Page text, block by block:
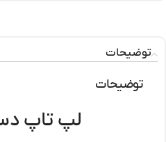
توضیحات
توضیحات
لپ تاپ